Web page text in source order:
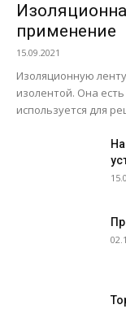
применение
15.09.2021
Изоляционную
изолентой. Она
используется для